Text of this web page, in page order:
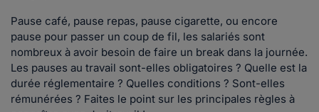
Pause café, pause repas, pause cigarette, ou encore
pause pour passer un coup de fil, les salariés sont
nombreux à avoir besoin de faire un break dans la journée.
Les pauses au travail sont-elles obligatoires ? Quelle est la
durée réglementaire ? Quelles conditions ? Sont-elles
rémunérées ? Faites le point sur les principales règles à